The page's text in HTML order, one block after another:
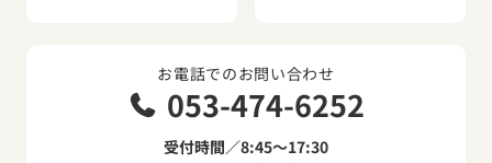
お電話でのお問い合わせ
053-474-6252
受付時間／8:45～17:30